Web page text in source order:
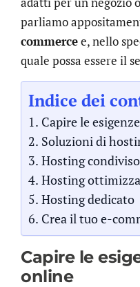
parliamo
commercee, nello
quale possa essere il
Indice dei
Capire le
Soluzioni di
Hosting condiviso
Hosting
Hosting dedicato
Crea il tuo e-
Capire le
online